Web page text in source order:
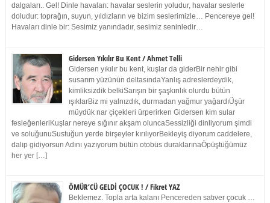
dalgaları.. Gel! Dinle havaları: havalar seslerin yoludur, havalar seslerle
doludur: toprağın, suyun, yıldızların ve bizim seslerimizle… Pencereye gel!
Havaları dinle bir: Sesimiz yanındadır, sesimiz seninledir…
Gidersen Yıkılır Bu Kent / Ahmet Telli
Gidersen yıkılır bu kent, kuşlar da giderBir nehir gibi
susarım yüzünün deltasındaYanlış adreslerdeydik,
kimliksizdik belkiSarışın bir şaşkınlık olurdu bütün
ışıklarBiz mi yalnızdık, durmadan yağmur yağardıÜşür
müydük nar çiçekleri ürperirken Gidersen kim sular
fesleğenleriKuşlar nereye sığınır akşam oluncaSessizliği dinliyorum şimdi
ve soluğunuSustuğun yerde birşeyler kırılıyorBekleyiş diyorum caddelere,
dalıp gidiyorsun Adını yazıyorum bütün otobüs duraklarınaÖpüştüğümüz
her yer […]
ÖMÜR’CÜ GELDİ ÇOCUK ! / Fikret YAZ
Beklemez. Topla arta kalanı Pencereden satıver çocuk …